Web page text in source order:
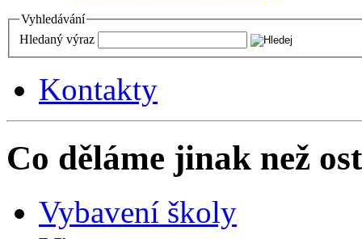
Vyhledávání
Hledaný výraz
Kontakty
Co děláme jinak než
Vybavení školy